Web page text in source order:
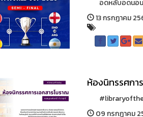
อดหลับอดนอนกั
13 กรกฏาคม
ห้องนิทรรศกา
09 กรกฏาคม